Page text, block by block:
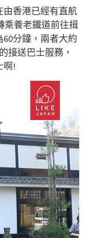
由香港已經有直航
乘養老鐵道前往揖
分鐘，兩者大約
接送巴士服務，
啊!